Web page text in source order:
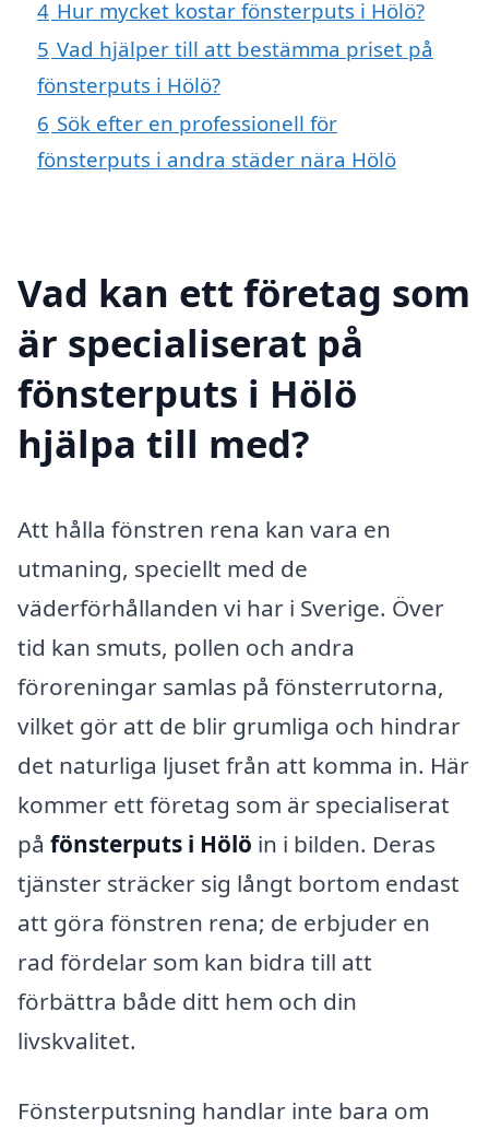
4 Hur mycket kostar fönsterputs i Hölö?
5 Vad hjälper till att bestämma priset på
fönsterputs i Hölö?
6 Sök efter en professionell för
fönsterputs i andra städer nära Hölö
Vad kan ett företag som
är specialiserat på
fönsterputs i Hölö
hjälpa till med?
Att hålla fönstren rena kan vara en
utmaning, speciellt med de
väderförhållanden vi har i Sverige. Över
tid kan smuts, pollen och andra
föroreningar samlas på fönsterrutorna,
vilket gör att de blir grumliga och hindrar
det naturliga ljuset från att komma in. Här
kommer ett företag som är specialiserat
på fönsterputs i Hölö in i bilden. Deras
tjänster sträcker sig långt bortom endast
att göra fönstren rena; de erbjuder en
rad fördelar som kan bidra till att
förbättra både ditt hem och din
livskvalitet.
Fönsterputsning handlar inte bara om